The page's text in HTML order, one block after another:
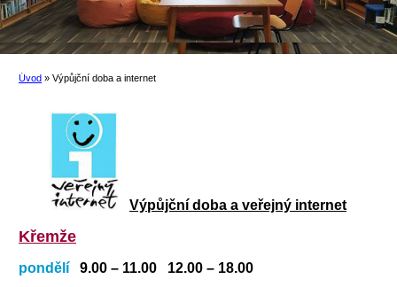
Úvod » Výpůjční doba a internet
Výpůjční doba a veřejný internet
Křemže
pondělí 9.00 – 11.00 12.00 – 18.00